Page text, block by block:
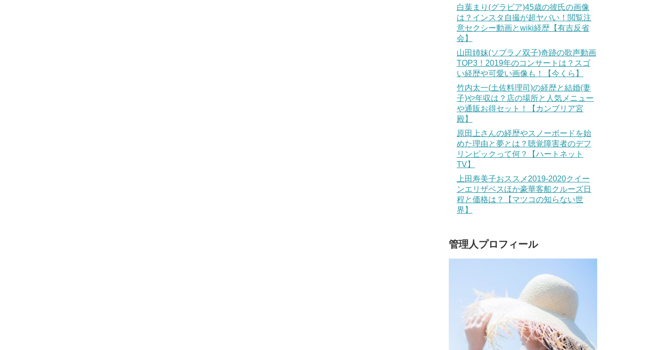
白葉まり(グラビア)45歳の彼氏の画像
は？インスタ自撮が超ヤバい！閲覧注
意セクシー動画とwiki経歴【有吉反省
会】
山田姉妹(ソプラノ双子)奇跡の歌声動画
TOP3！2019年のコンサートは？スゴ
い経歴や可愛い画像も！【今くら】
竹内太一(土佐料理司)の経歴と結婚(妻
子)や年収は？店の場所と人気メニュー
や通販お得セット！【カンブリア宮
殿】
原田上さんの経歴やスノーボードを始
めた理由と夢とは？聴覚障害者のデフ
リンピックって何？【ハートネット
TV】
上田寿美子おススメ2019-2020クイー
ンエリザベスほか豪華客船クルーズ日
程と価格は？【マツコの知らない世
界】
管理人プロフィール